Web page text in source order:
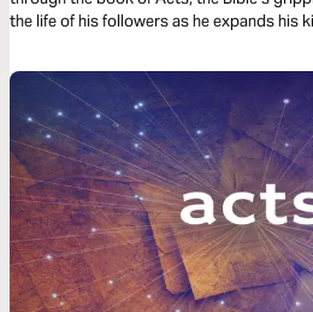
the life of his followers as he expands his
which you have a role to play.